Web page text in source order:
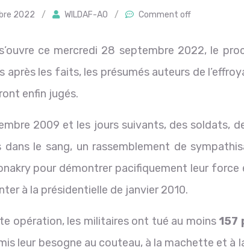
2022 / WILDAF-AO / Comment off
ce mercredi 28 septembre 2022, le
après les faits, les présumés auteurs de
enfin jugés.
2009 et les jours suivants, des soldats,
le sang, un rassemblement de
pour démontrer pacifiquement leur force
à la présidentielle de janvier 2010.
opération, les militaires ont tué au moins 157
leur besogne au couteau, à la machette et